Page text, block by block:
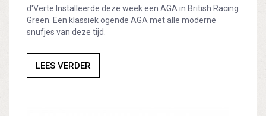
d'Verte Installeerde deze week een AGA in British Racing
Green. Een klassiek ogende AGA met alle moderne
snufjes van deze tijd.
LEES VERDER